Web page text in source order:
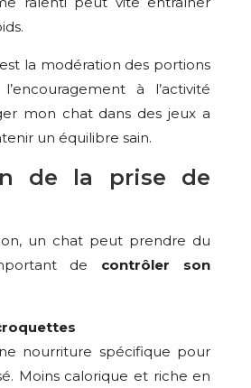
la modération des portions
à l’activité
mon chat dans des jeux a
un équilibre sain.
de la prise de
un chat peut prendre du
de contrôler son
nourriture spécifique pour
Moins calorique et riche en